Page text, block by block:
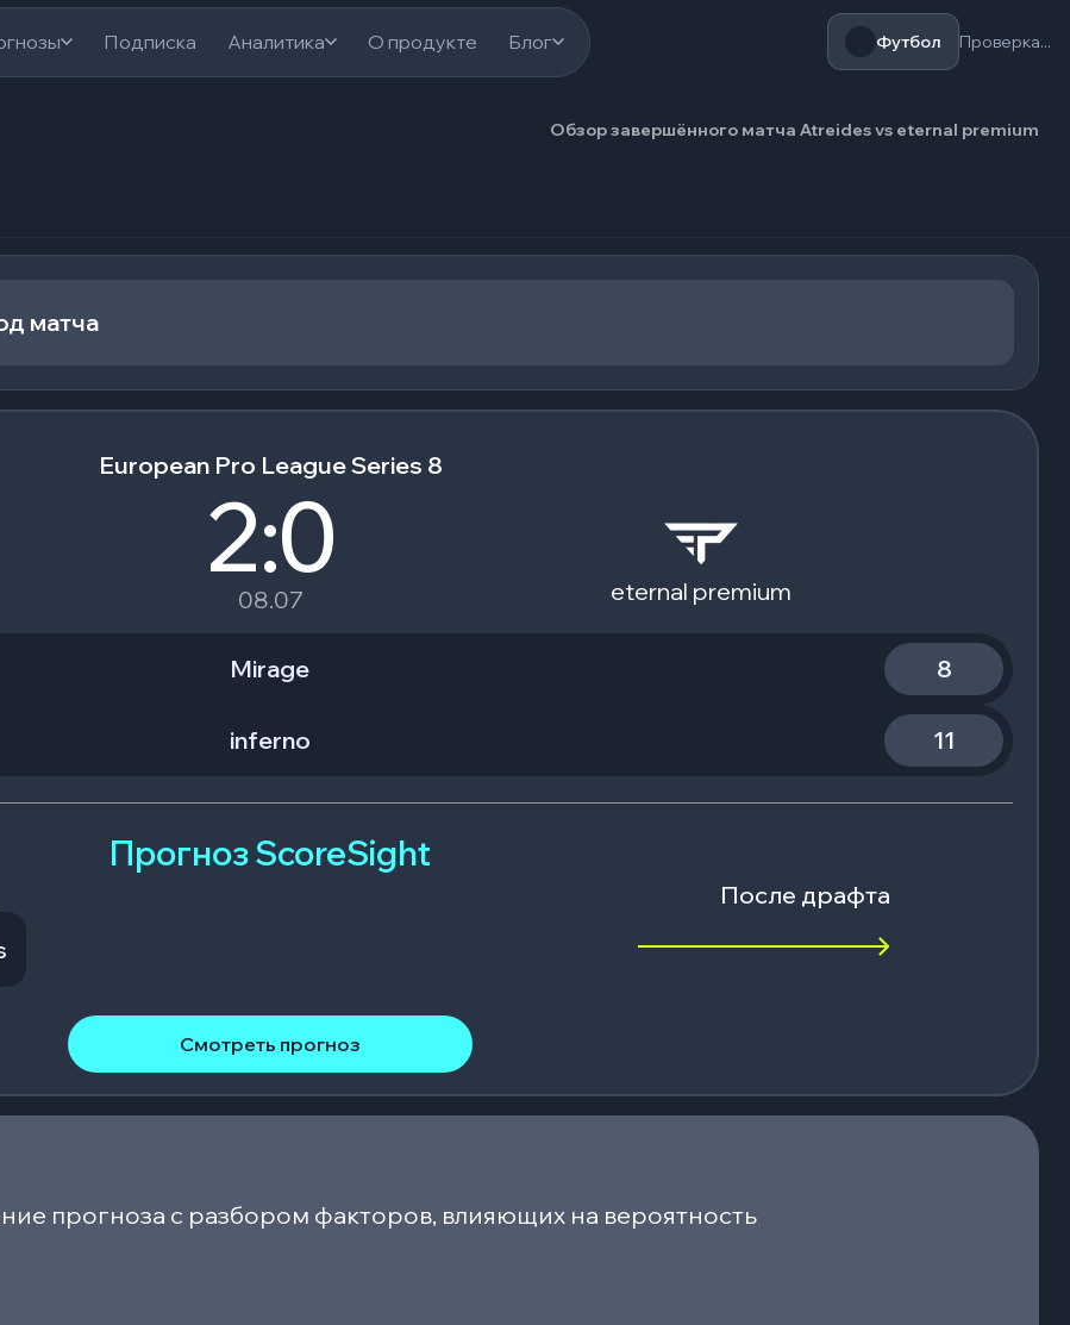
Подписка Аналитика О продукте Блог Футбол Проверка...
Обзор завершённого матча Atreides vs eternal premium
матча
European Pro League Series 8
2:0
08.07 eternal premium
Mirage 8
inferno 11
Прогноз ScoreSight
После драфта
Смотреть прогноз
прогноза с разбором факторов, влияющих на вероятность